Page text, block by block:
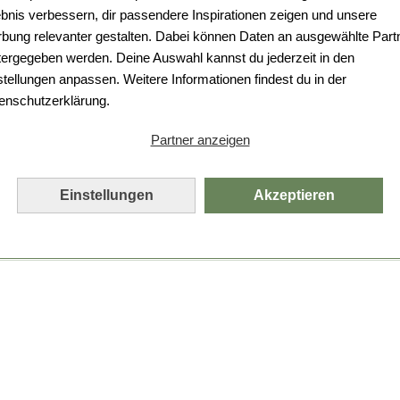
verbessern, dir passendere Inspirationen zeigen und unsere
relevanter gestalten. Dabei können Daten an ausgewählte
werden. Deine Auswahl kannst du jederzeit in den
anpassen. Weitere Informationen findest du in der
Partner anzeigen
Einstellungen Akzeptieren